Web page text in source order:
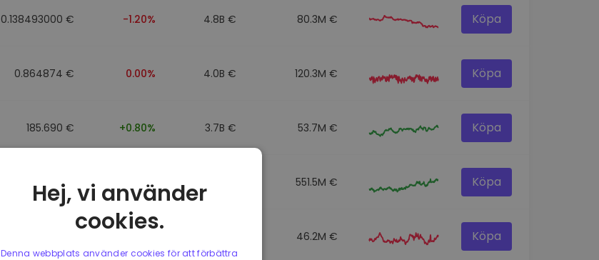
0.138493000 € -1.20% 4.8B € 80.3M € Köpa
0.864874 € 0.00% 4.0B € 120.3M € Köpa
185.690 € +0.80% 3.7B € 53.7M € Köpa
0.864596 € 0.00% 551.5M € Köpa
46.2M € Köpa
Hej, vi använder
cookies.
Denna webbplats använder cookies för att förbättra